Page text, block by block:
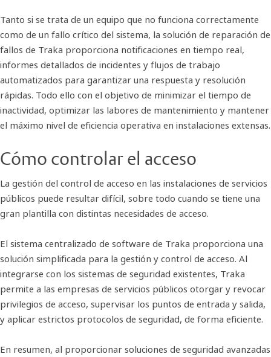
Tanto si se trata de un equipo que no funciona correctamente
como de un fallo crítico del sistema, la solución de reparación de
fallos de Traka proporciona notificaciones en tiempo real,
informes detallados de incidentes y flujos de trabajo
automatizados para garantizar una respuesta y resolución
rápidas. Todo ello con el objetivo de minimizar el tiempo de
inactividad, optimizar las labores de mantenimiento y mantener
el máximo nivel de eficiencia operativa en instalaciones extensas.
Cómo controlar el acceso
La gestión del control de acceso en las instalaciones de servicios
públicos puede resultar difícil, sobre todo cuando se tiene una
gran plantilla con distintas necesidades de acceso.
El sistema centralizado de software de Traka proporciona una
solución simplificada para la gestión y control de acceso. Al
integrarse con los sistemas de seguridad existentes, Traka
permite a las empresas de servicios públicos otorgar y revocar
privilegios de acceso, supervisar los puntos de entrada y salida,
y aplicar estrictos protocolos de seguridad, de forma eficiente.
En resumen, al proporcionar soluciones de seguridad avanzadas